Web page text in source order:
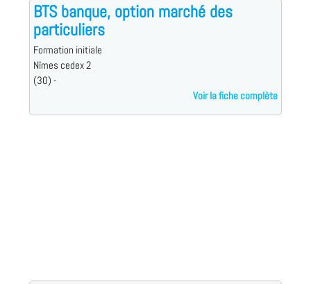
BTS banque, option marché des
particuliers
Formation initiale
Nîmes cedex 2
(30) -
Voir la fiche complète